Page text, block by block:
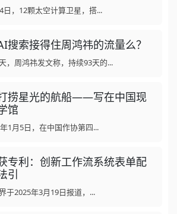
，12颗太空计算卫星，搭...
搜索接得住周鸿祎的流量么？
，周鸿祎发文称，持续93天的...
捞星光的航船——写在中国现
馆
1月5日，在中国作协第四...
专利：创新工作流系统表单配
引
于2025年3月19日报道，...